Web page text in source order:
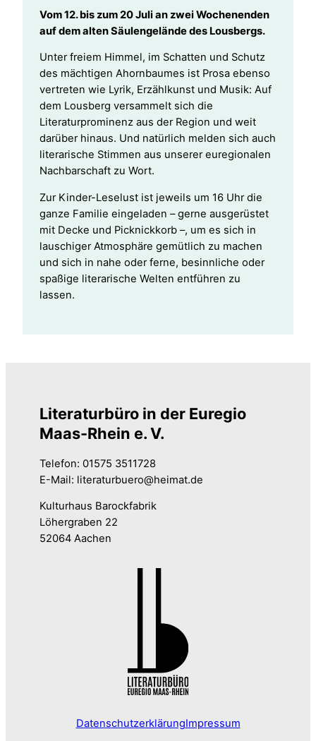
Vom 12. bis zum 20 Juli an zwei Wochenenden
auf dem alten Säulengelände des Lousbergs.
Unter freiem Himmel, im Schatten und Schutz
des mächtigen Ahornbaumes ist Prosa ebenso
vertreten wie Lyrik, Erzählkunst und Musik: Auf
dem Lousberg versammelt sich die
Literaturprominenz aus der Region und weit
darüber hinaus. Und natürlich melden sich auch
literarische Stimmen aus unserer euregionalen
Nachbarschaft zu Wort.
Zur Kinder-Leselust ist jeweils um 16 Uhr die
ganze Familie eingeladen – gerne ausgerüstet
mit Decke und Picknickkorb –, um es sich in
lauschiger Atmosphäre gemütlich zu machen
und sich in nahe oder ferne, besinnliche oder
spaßige literarische Welten entführen zu
lassen.
Literaturbüro in der Euregio
Maas-Rhein e. V.
Telefon: 01575 3511728
E-Mail: literaturbuero@heimat.de
Kulturhaus Barockfabrik
Löhergraben 22
52064 Aachen
DatenschutzerklärungImpressum